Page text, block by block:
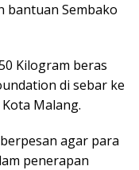
bantuan Sembako
Kilogram beras
di sebar ke
Malang.
agar para
penerapan